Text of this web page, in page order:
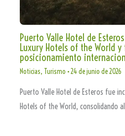
Puerto Valle Hotel de
Luxury Hotels of the World
posicionamiento
Noticias, Turismo •24 de junio de 2026
Puerto Valle Hotel de Esteros fue
Hotels of the World, consolidando